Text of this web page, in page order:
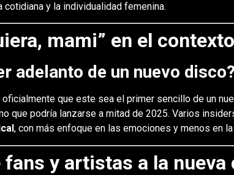
y la individualidad femenina.
mami” en el
adelanto de un nuevo disco?
oficialmente que este sea el primer sencillo de un
que podría lanzarse a mitad de 2025. Varios
, con más enfoque en las emociones y menos en
fans y artistas a la nueva